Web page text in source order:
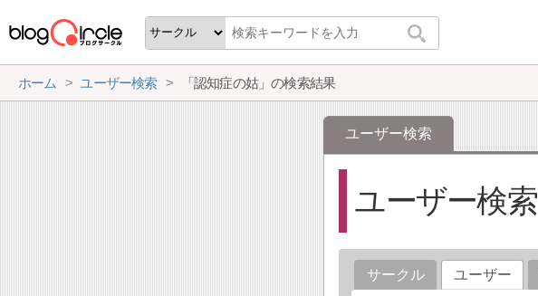
ホーム ユーザー検索 「認知症の姑」の検索結果
ユーザー検索
ユーザー検索
サークル ユーザー